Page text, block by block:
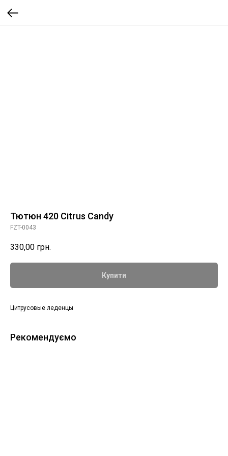
Тютюн 420 Citrus Candy
FZT-0043
330,00 грн.
Купити
Цитрусовые леденцы
Рекомендуємо